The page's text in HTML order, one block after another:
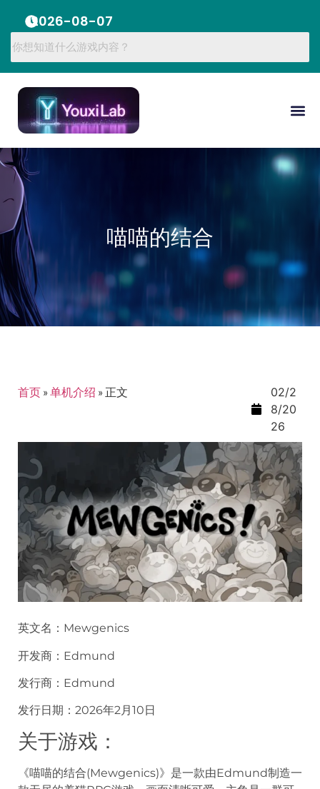
2026-08-07
喵喵的结合
首页 »单机介绍 » 正文
02/2
8/20
26
英文名：Mewgenics
开发商：Edmund
发行商：Edmund
发行日期：2026年2月10日
关于游戏：
《喵喵的结合(Mewgenics)》是一款由Edmund制造一